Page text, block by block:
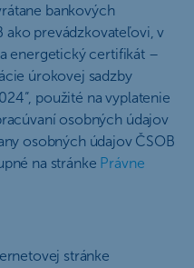
bankových
prevádzkovateľovi, v
energetický certifikát –
úrokovej sadzby
použité na vyplatenie
osobných údajov
osobných údajov ČSOB
na stránke Právne
stránke